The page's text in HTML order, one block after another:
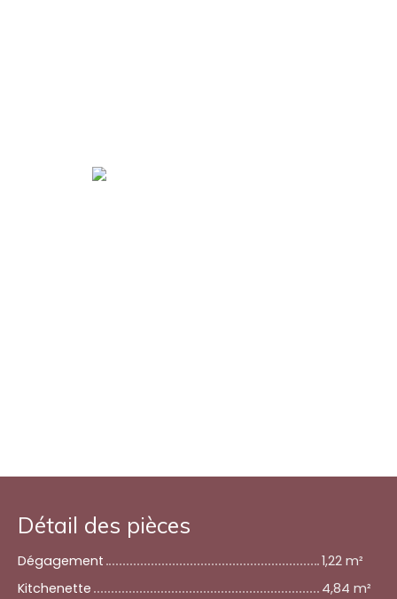
Détail des pièces
Dégagement
1,22 m²
Kitchenette
4,84 m²